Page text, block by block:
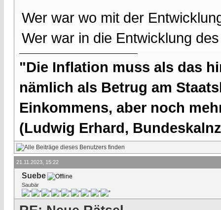
Wer war wo mit der
Wer war in die Entwicklung
"Die Inflation muss als das
nämlich als Betrug am
Einkommens, aber noch
(Ludwig Erhard,
21.11.2023, 15:22
Suebe
Saubär